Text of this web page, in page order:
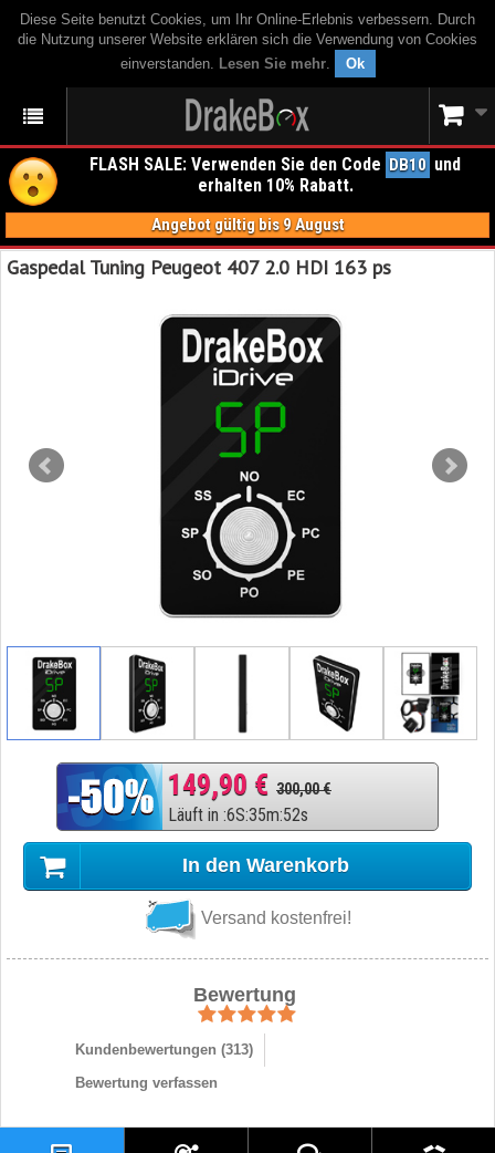
Diese Seite benutzt Cookies, um Ihr Online-Erlebnis verbessern. Durch
die Nutzung unserer Website erklären sich die Verwendung von Cookies
einverstanden. Lesen Sie mehr. Ok
FLASH SALE: Verwenden Sie den Code DB10 und
erhalten 10% Rabatt.
Angebot gültig bis 9 August
Gaspedal Tuning Peugeot 407 2.0 HDI 163 ps
149,90 € 300,00 €
Läuft in :6S:35m:51s
In den Warenkorb
Versand kostenfrei!
Bewertung
Kundenbewertungen (313)
Bewertung verfassen